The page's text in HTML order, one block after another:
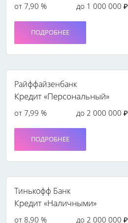
от 7,90 % до 1 000 000 ₽
ПОДРОБНЕЕ
Райффайзенбанк
Кредит «Персональный»
от 7,99 % до 2 000 000 ₽
ПОДРОБНЕЕ
Тинькофф Банк
Кредит «Наличными»
от 8,90 % до 2 000 000 ₽